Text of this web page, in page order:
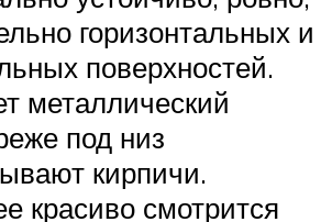
горизонтальных и
поверхностей.
металлический
под низ
кирпичи.
красиво смотрится